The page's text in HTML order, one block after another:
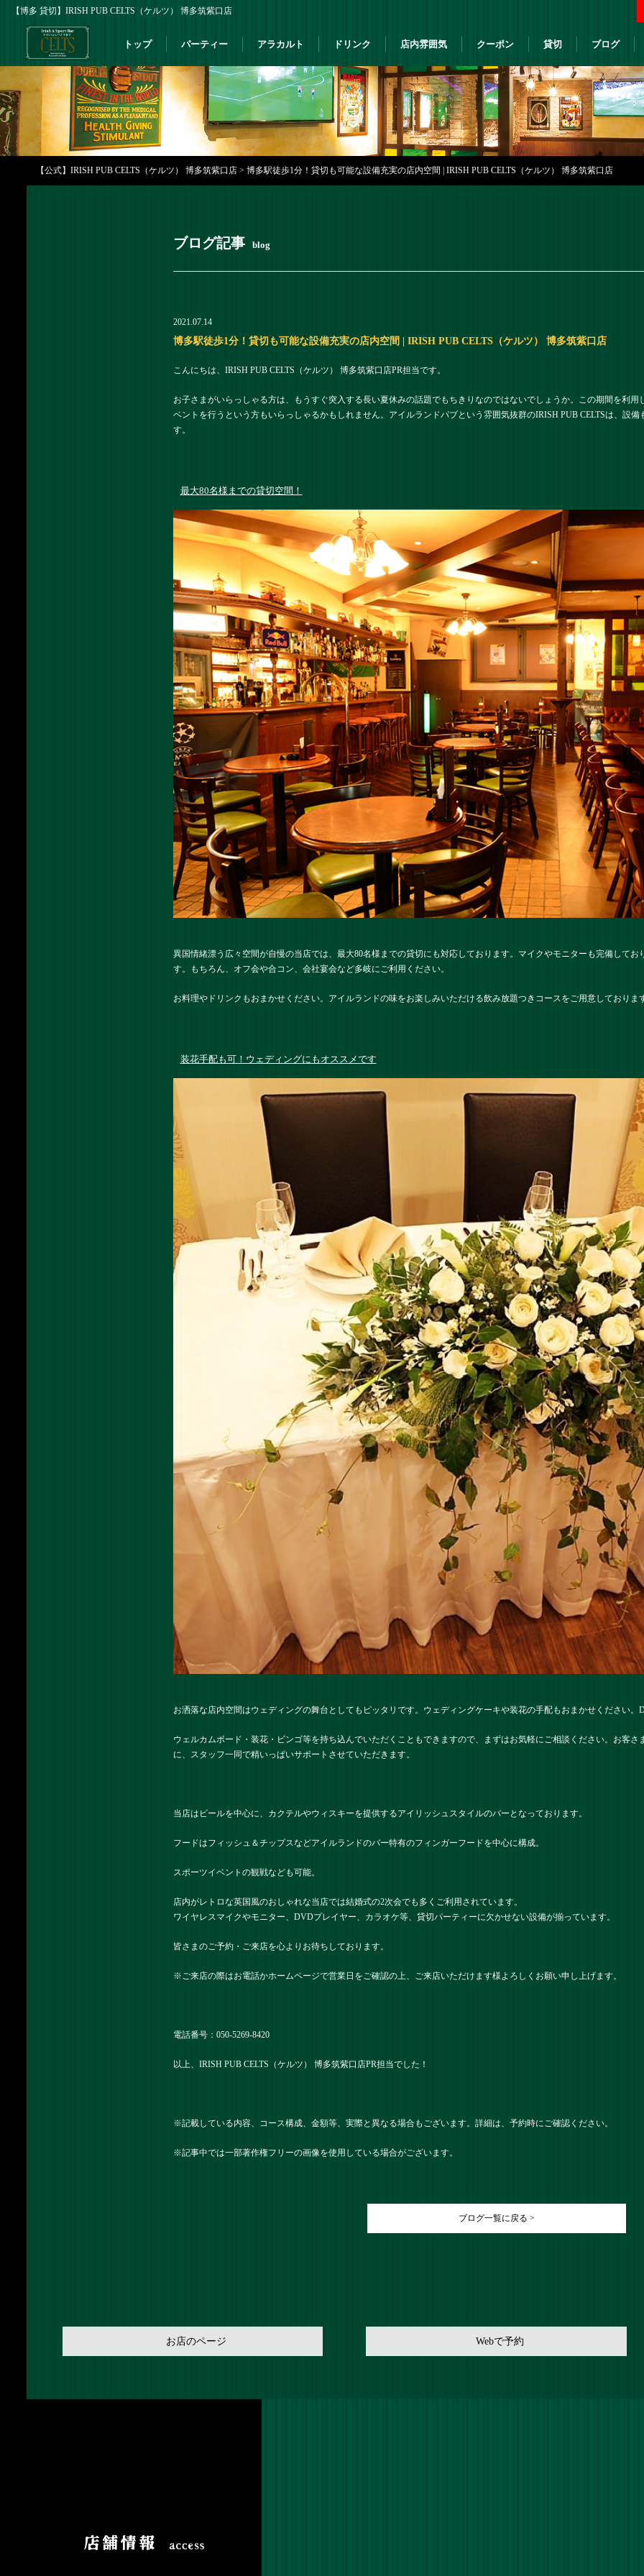
【博多 貸切】IRISH PUB CELTS（ケルツ） 博多筑紫口店
トップ パーティー アラカルト ドリンク 店内雰囲気 クーポン 貸切 ブログ
【公式】IRISH PUB CELTS（ケルツ） 博多筑紫口店 > 博多駅徒歩1分！貸切も可能な設備充実の店内空間 | IRISH PUB CELTS（ケルツ） 博多筑紫口店
ブログ記事 blog
2021.07.14
博多駅徒歩1分！貸切も可能な設備充実の店内空間 | IRISH PUB CELTS（ケルツ） 博多筑紫口店
こんにちは、IRISH PUB CELTS（ケルツ） 博多筑紫口店PR担当です。
お子さまがいらっしゃる方は、もうすぐ突入する長い夏休みの話題でもちきりなのではないでしょうか。この期間を利
ベントを行うという方もいらっしゃるかもしれません。アイルランドパブという雰囲気抜群のIRISH PUB CELTSは、設
す。
最大80名様までの貸切空間！
異国情緒漂う広々空間が自慢の当店では、最大80名様までの貸切にも対応しております。マイクやモニターも完備して
す。もちろん、オフ会や合コン、会社宴会など多岐にご利用ください。
お料理やドリンクもおまかせください。アイルランドの味をお楽しみいただける飲み放題つきコースをご用意しておりま
装花手配も可！ウェディングにもオススメです
お洒落な店内空間はウェディングの舞台としてもピッタリです。ウェディングケーキや装花の手配もおまかせください
ウェルカムボード・装花・ビンゴ等を持ち込んでいただくこともできますので、まずはお気軽にご相談ください。お客
に、スタッフ一同で精いっぱいサポートさせていただきます。
当店はビールを中心に、カクテルやウィスキーを提供するアイリッシュスタイルのバーとなっております。
フードはフィッシュ＆チップスなどアイルランドのバー特有のフィンガーフードを中心に構成。
スポーツイベントの観戦なども可能。
店内がレトロな英国風のおしゃれな当店では結婚式の2次会でも多くご利用されています。
ワイヤレスマイクやモニター、DVDプレイヤー、カラオケ等、貸切パーティーに欠かせない設備が揃っています。
皆さまのご予約・ご来店を心よりお待ちしております。
※ご来店の際はお電話かホームページで営業日をご確認の上、ご来店いただけます様よろしくお願い申し上げます。
電話番号：050-5269-8420
以上、IRISH PUB CELTS（ケルツ） 博多筑紫口店PR担当でした！
※記載している内容、コース構成、金額等、実際と異なる場合もございます。詳細は、予約時にご確認ください。
※記事中では一部著作権フリーの画像を使用している場合がございます。
ブログ一覧に戻る >
お店のページ Webで予約